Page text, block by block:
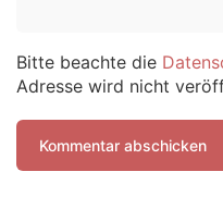
Bitte beachte die
Adresse wird nicht